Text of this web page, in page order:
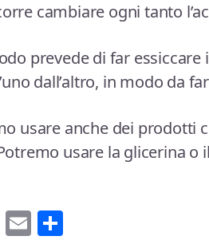
cambiare ogni tanto
prevede di far
dall’altro, in modo da
usare anche dei prodotti
usare la glicerina o
Pi